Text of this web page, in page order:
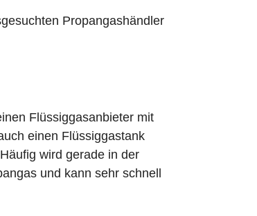
Propangashändler
Flüssiggasanbieter mit
einen Flüssiggastank
wird gerade in der
und kann sehr schnell